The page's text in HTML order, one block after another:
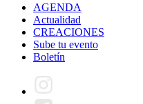
AGENDA
Actualidad
CREACIONES
Sube tu evento
Boletín